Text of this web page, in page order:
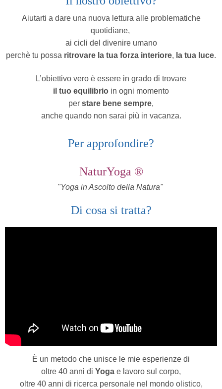
Aiutarti a dare una nuova lettura alle problematiche
quotidiane,
ai cicli del divenire umano
perchè tu possa ritrovare la tua forza interiore, la tua luce.
L’obiettivo vero è essere in grado di trovare
il tuo equilibrio in ogni momento
per stare bene sempre,
anche quando non sarai più in vacanza.
Per approfondire?
NaturYoga ®
"Yoga in Ascolto della Natura"
Di cosa si tratta?
È un metodo che unisce le mie esperienze di
oltre 40 anni di Yoga e lavoro sul corpo,
oltre 40 anni di ricerca personale nel mondo olistico,